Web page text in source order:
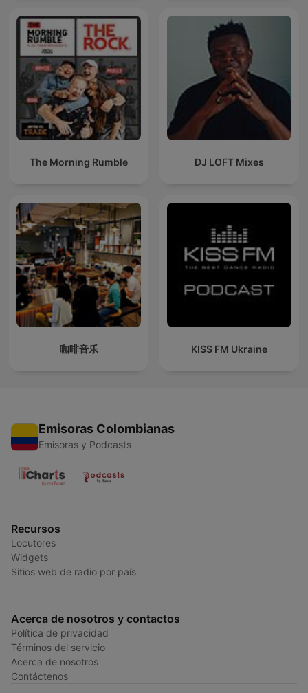
The Morning Rumble DJ LOFT Mixes
咖啡音乐 KISS FM Ukraine
Emisoras Colombianas
Emisoras y Podcasts
Recursos
Locutores
Widgets
Sitios web de radio por país
Acerca de nosotros y contactos
Política de privacidad
Términos del servicio
Acerca de nosotros
Contáctenos